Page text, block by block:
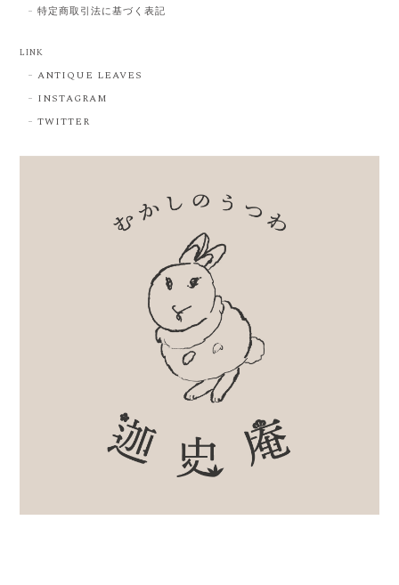
特定商取引法に基づく表記
LINK
ANTIQUE LEAVES
INSTAGRAM
TWITTER